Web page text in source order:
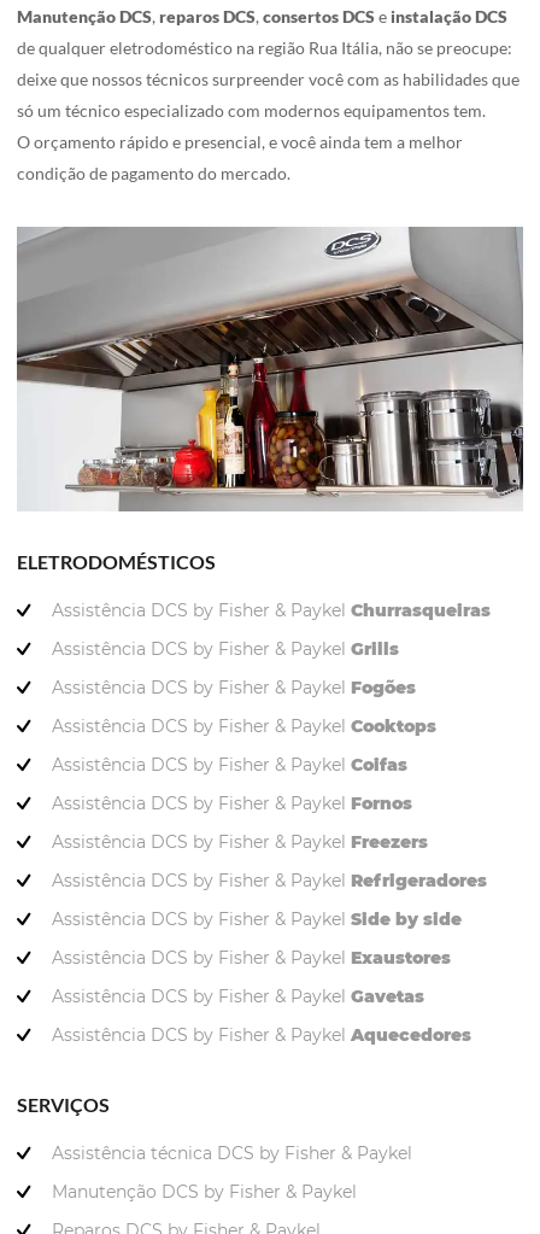
Manutenção DCS, reparos DCS, consertosDCSe instalaçãoDCS
de qualquer eletrodoméstico na região Rua Itália, não se preocupe:
deixe que nossos técnicos surpreender você com as habilidades que
só um técnico especializado com modernos equipamentos tem.
O orçamento rápido e presencial, e você ainda tem a melhor
condição de pagamento do mercado.
ELETRODOMÉSTICOS
Assistência DCS by Fisher & Paykel Churrasqueiras
Assistência DCS by Fisher & Paykel Grills
Assistência DCS by Fisher & Paykel Fogões
Assistência DCS by Fisher & Paykel Cooktops
Assistência DCS by Fisher & Paykel Coifas
Assistência DCS by Fisher & Paykel Fornos
Assistência DCS by Fisher & Paykel Freezers
Assistência DCS by Fisher & Paykel Refrigeradores
Assistência DCS by Fisher & Paykel Side by side
Assistência DCS by Fisher & Paykel Exaustores
Assistência DCS by Fisher & Paykel Gavetas
Assistência DCS by Fisher & Paykel Aquecedores
SERVIÇOS
Assistência técnica DCS by Fisher & Paykel
Manutenção DCS by Fisher & Paykel